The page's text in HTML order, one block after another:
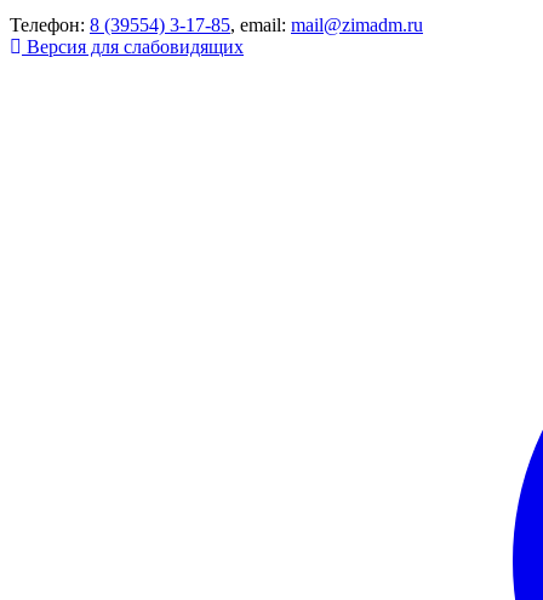
Телефон: 8 (39554) 3-17-85, email: mail@zimadm.ru
Версия для слабовидящих